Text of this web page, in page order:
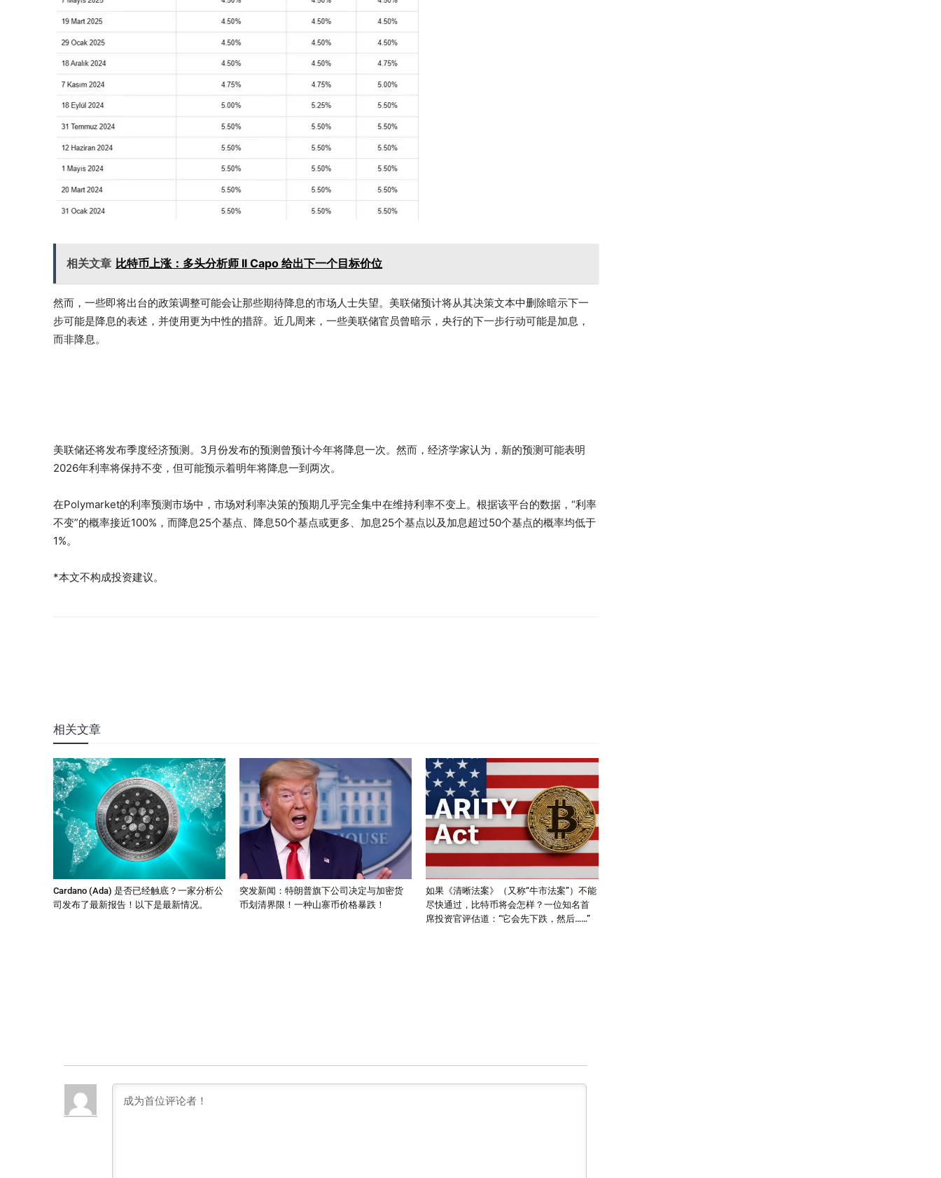
相关文章 比特币上涨：多头分析师 Il Capo 给出下一个目标价位
然而，一些即将出台的政策调整可能会让那些期待降息的市场人士失望。美联储预计将从其决策文本中删除暗示下一
步可能是降息的表述，并使用更为中性的措辞。近几周来，一些美联储官员曾暗示，央行的下一步行动可能是加息，
而非降息。
美联储还将发布季度经济预测。3月份发布的预测曾预计今年将降息一次。然而，经济学家认为，新的预测可能表明
2026年利率将保持不变，但可能预示着明年将降息一到两次。
在Polymarket的利率预测市场中，市场对利率决策的预期几乎完全集中在维持利率不变上。根据该平台的数据，“利率
不变”的概率接近100%，而降息25个基点、降息50个基点或更多、加息25个基点以及加息超过50个基点的概率均低于
1%。
*本文不构成投资建议。
相关文章
Cardano (Ada) 是否已经触底？一家分析公
司发布了最新报告！以下是最新情况。
突发新闻：特朗普旗下公司决定与加密货
币划清界限！一种山寨币价格暴跌！
如果《清晰法案》（又称“牛市法案”）不能
尽快通过，比特币将会怎样？一位知名首
席投资官评估道：“它会先下跌，然后……”